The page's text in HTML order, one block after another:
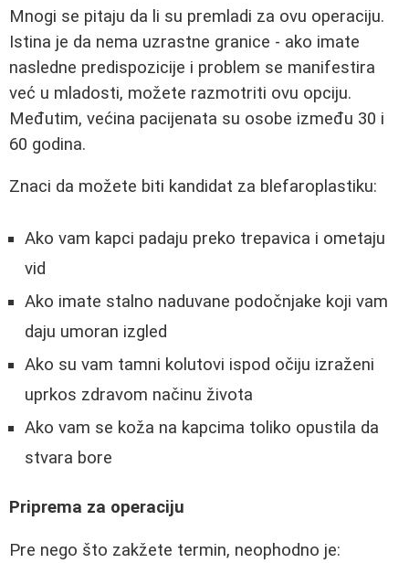
Mnogi se pitaju da li su premladi za ovu operaciju.
Istina je da nema uzrastne granice - ako imate
nasledne predispozicije i problem se manifestira
već u mladosti, možete razmotriti ovu opciju.
Međutim, većina pacijenata su osobe između 30 i
60 godina.
Znaci da možete biti kandidat za blefaroplastiku:
Ako vam kapci padaju preko trepavica i ometaju
vid
Ako imate stalno naduvane podočnjake koji vam
daju umoran izgled
Ako su vam tamni kolutovi ispod očiju izraženi
uprkos zdravom načinu života
Ako vam se koža na kapcima toliko opustila da
stvara bore
Priprema za operaciju
Pre nego što zakžete termin, neophodno je: